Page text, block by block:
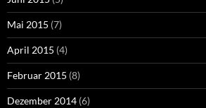
Mai 2015 (7)
April 2015 (4)
Februar 2015 (8)
Dezember 2014 (6)